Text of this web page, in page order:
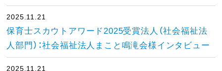
2025.11.21
保育士スカウトアワード2025受賞法人（社会福祉法
人部門）：社会福祉法人まこと鳴滝会様インタビュー
2025.11.21